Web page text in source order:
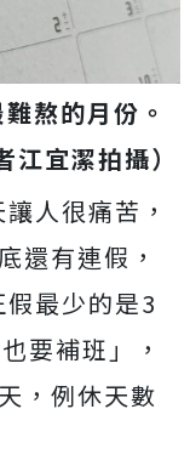
熬的月份。
宜潔拍攝）
人很痛苦，
還有連假，
最少的是3
要補班」，
，例休天數